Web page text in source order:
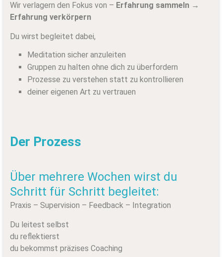
Wir verlagern den Fokus von – Erfahrung sammeln →
Erfahrung verkörpern
Du wirst begleitet dabei,
Meditation sicher anzuleiten
Gruppen zu halten ohne dich zu überfordern
Prozesse zu verstehen statt zu kontrollieren
deiner eigenen Art zu vertrauen
Der Prozess
Über mehrere Wochen wirst du
Schritt für Schritt begleitet:
Praxis – Supervision – Feedback – Integration
Du leitest selbst
du reflektierst
du bekommst präzises Coaching